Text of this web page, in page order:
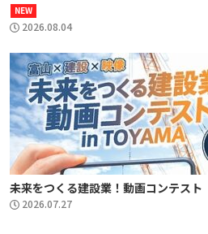
NEW
2026.08.04
未来をつくる建設業！動画コンテスト
2026.07.27